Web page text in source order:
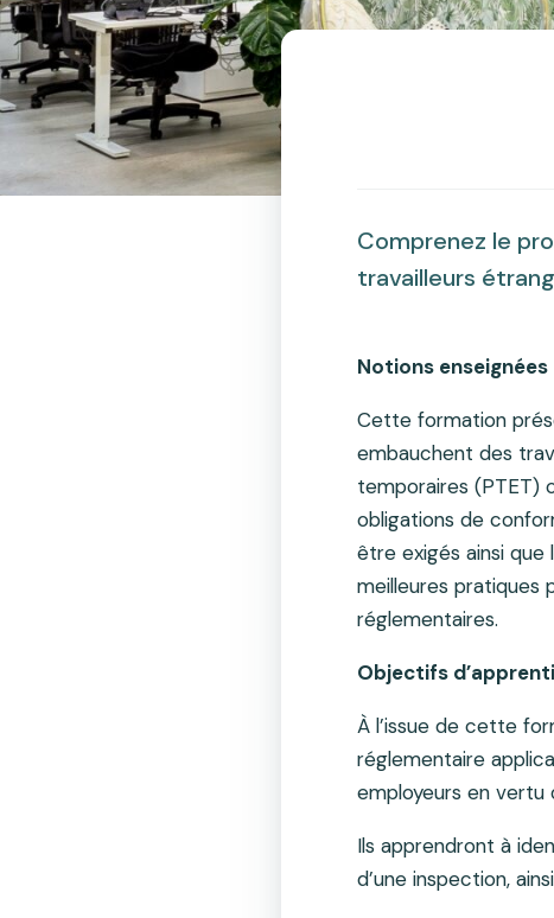
Comprenez le
travailleurs
Notions enseignées
Cette formation
embauchent des
temporaires (PTET)
obligations de
être exigés ainsi que
meilleures pratiques
réglementaires.
Objectifs
À l’issue de cette
réglementaire
employeurs en vertu
Ils apprendront à
d’une inspection,